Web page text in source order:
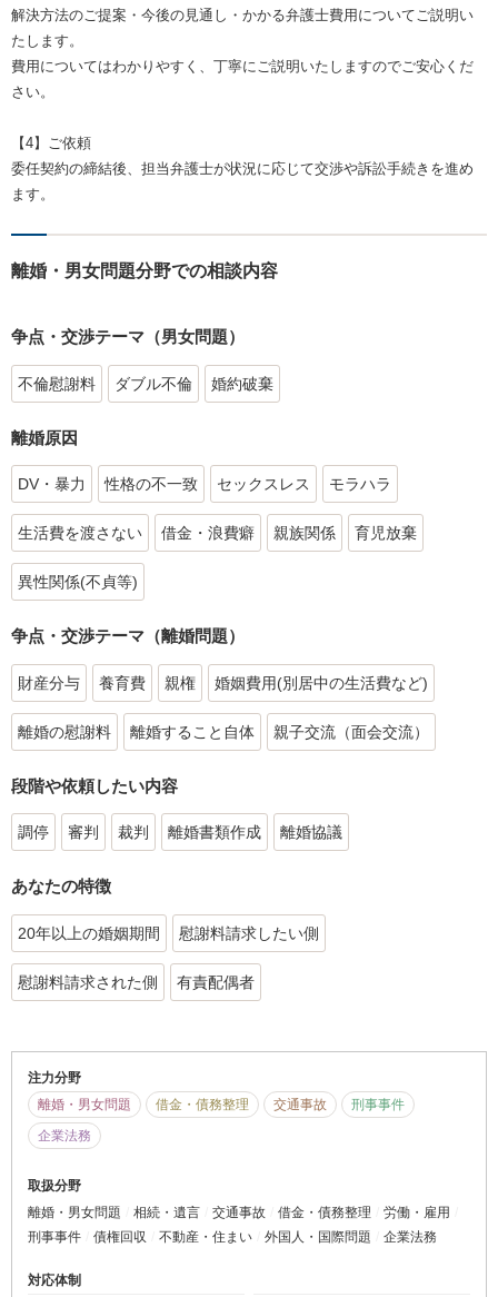
解決方法のご提案・今後の見通し・かかる弁護士費用についてご説明い
たします。
費用についてはわかりやすく、丁寧にご説明いたしますのでご安心くだ
さい。
【4】ご依頼
委任契約の締結後、担当弁護士が状況に応じて交渉や訴訟手続きを進め
ます。
離婚・男女問題分野での相談内容
争点・交渉テーマ（男女問題）
不倫慰謝料 ダブル不倫 婚約破棄
離婚原因
DV・暴力 性格の不一致 セックスレス モラハラ
生活費を渡さない 借金・浪費癖 親族関係 育児放棄
異性関係(不貞等)
争点・交渉テーマ（離婚問題）
財産分与 養育費 親権 婚姻費用(別居中の生活費など)
離婚の慰謝料 離婚すること自体 親子交流（面会交流）
段階や依頼したい内容
調停 審判 裁判 離婚書類作成 離婚協議
あなたの特徴
20年以上の婚姻期間 慰謝料請求したい側
慰謝料請求された側 有責配偶者
注力分野
離婚・男女問題
借金・債務整理 交通事故
刑事事件
企業法務
取扱分野
離婚・男女問題
相続・遺言 交通事故 借金・債務整理
労働・雇用
刑事事件
債権回収 不動産・住まい 外国人・国際問題 企業法務
対応体制